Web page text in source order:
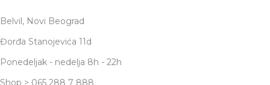
Belvil, Novi Beograd
Đorđa Stanojevića 11d
Ponedeljak - nedelja 8h - 22h
Shop > 065 288 7 888